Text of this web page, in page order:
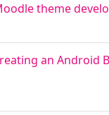
theme
an Android